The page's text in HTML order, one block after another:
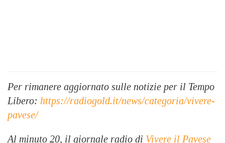
Per rimanere aggiornato sulle notizie per il Tempo
Libero: https://radiogold.it/news/categoria/vivere-
pavese/
Al minuto 20, il giornale radio di Vivere il Pavese